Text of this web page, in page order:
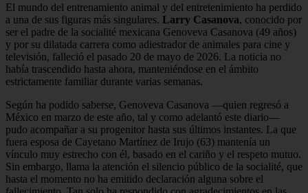
El mundo del entrenamiento animal y del entretenimiento ha perdido
a una de sus figuras más singulares. Larry Casanova, conocido por
ser el padre de la socialité mexicana Genoveva Casanova (49 años)
y por su dilatada carrera como adiestrador de animales para cine y
televisión, falleció el pasado 20 de mayo de 2026. La noticia no
había trascendido hasta ahora, manteniéndose en el ámbito
estrictamente familiar durante varias semanas.
Según ha podido saberse, Genoveva Casanova —quien regresó a
México en marzo de este año, tal y como adelantó este diario—
pudo acompañar a su progenitor hasta sus últimos instantes. La que
fuera esposa de Cayetano Martínez de Irujo (63) mantenía un
vínculo muy estrecho con él, basado en el cariño y el respeto mutuo.
Sin embargo, llama la atención el silencio público de la socialité, que
hasta el momento no ha emitido declaración alguna sobre el